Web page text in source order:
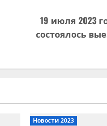
19 июля 2023
состоялось
Новости 2023